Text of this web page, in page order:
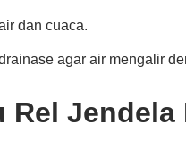
dan cuaca.
agar air mengalir
Rel Jendela